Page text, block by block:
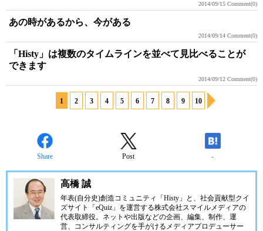
2014/09/15 Comment(0)
あの時があるから、今がある
2014/09/14 Comment(0)
「Histy」は複数のタイムラインを並べて見比べることが
できます
2014/09/12 Comment(0)
1 2 3 4 5 6 7 8 9 10
Share Post -
高橋 誠
年表(自分史)創造コミュニティ「 Histy 」と、社会貢献型クイ
ズサイト「 eQuiz 」を運営する株式会社スマイルメディアの
代表取締役。ネットや出版などの企画、編集、制作、運
営、コンサルティングを手がけるメディアプロデューサー